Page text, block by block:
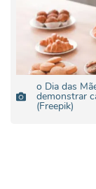
o Dia das
demonstrar
(Freepik)